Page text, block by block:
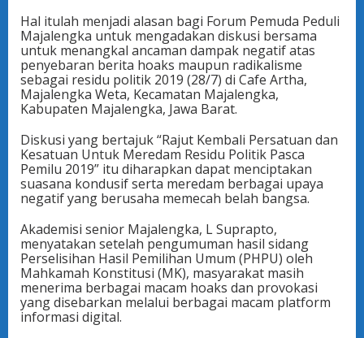
Hal itulah menjadi alasan bagi Forum Pemuda Peduli
Majalengka untuk mengadakan diskusi bersama
untuk menangkal ancaman dampak negatif atas
penyebaran berita hoaks maupun radikalisme
sebagai residu politik 2019 (28/7) di Cafe Artha,
Majalengka Weta, Kecamatan Majalengka,
Kabupaten Majalengka, Jawa Barat.
Diskusi yang bertajuk “Rajut Kembali Persatuan dan
Kesatuan Untuk Meredam Residu Politik Pasca
Pemilu 2019” itu diharapkan dapat menciptakan
suasana kondusif serta meredam berbagai upaya
negatif yang berusaha memecah belah bangsa.
Akademisi senior Majalengka, L Suprapto,
menyatakan setelah pengumuman hasil sidang
Perselisihan Hasil Pemilihan Umum (PHPU) oleh
Mahkamah Konstitusi (MK), masyarakat masih
menerima berbagai macam hoaks dan provokasi
yang disebarkan melalui berbagai macam platform
informasi digital.